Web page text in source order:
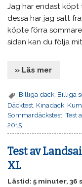
Jag har endast köpt
dessa har jag satt
köpte förra
sidan kan du följa
» Läs mer
Billiga däck Billiga
Däcktest Kinadäck
Sommardäckstest ,Test
2015
Test av
XL
Lästid: 5 minuter, 36